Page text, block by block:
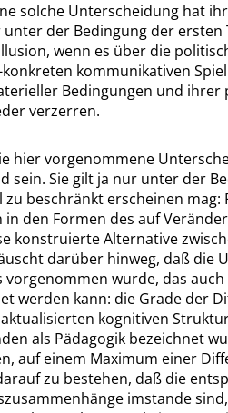
solche Unterscheidung hat
der Bedingung der ersten
wenn es über die
kommunikativen
Bedingungen und ihrer
verzerren.
hier vorgenommene
sein. Sie gilt ja nur unter der
zu beschränkt erscheinen
in den Formen des auf
konstruierte Alternative
darüber hinweg, daß die
wurde, das
werden kann: die Grade der
kognitiven
als Pädagogik bezeichnet
auf einem Maximum einer
zu bestehen, daß die
imstande